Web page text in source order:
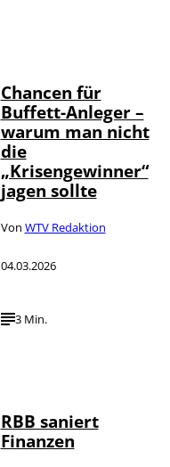
Chancen für
Buffett-Anleger –
warum man nicht
die
„Krisengewinner“
jagen sollte
Von WTV Redaktion
04.03.2026
3 Min.
RBB saniert
Finanzen